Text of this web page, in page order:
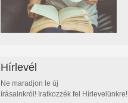
Hírlevél
Ne maradjon le új
írásainkról! Iratkozzék fel Hírlevelünkre!